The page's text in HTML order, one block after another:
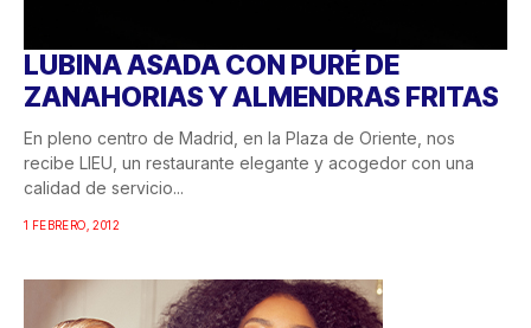
LUBINA ASADA CON PURÉ DE
ZANAHORIAS Y ALMENDRAS FRITAS
En pleno centro de Madrid, en la Plaza de Oriente, nos
recibe LIEU, un restaurante elegante y acogedor con una
calidad de servicio...
1 FEBRERO, 2012